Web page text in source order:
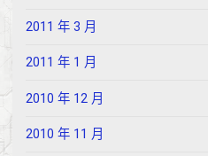
2011 年 3 月
2011 年 1 月
2010 年 12 月
2010 年 11 月